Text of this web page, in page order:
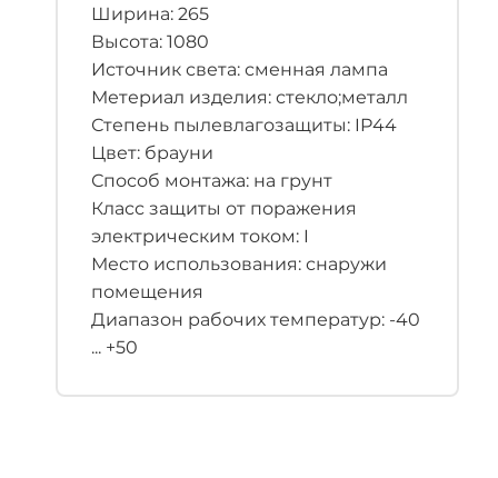
Ширина: 265
Высота: 1080
Источник света: сменная лампа
Метериал изделия: стекло;металл
Степень пылевлагозащиты: IP44
Цвет: брауни
Способ монтажа: на грунт
Класс защиты от поражения
электрическим током: I
Место использования: снаружи
помещения
Диапазон рабочих температур: -40
... +50